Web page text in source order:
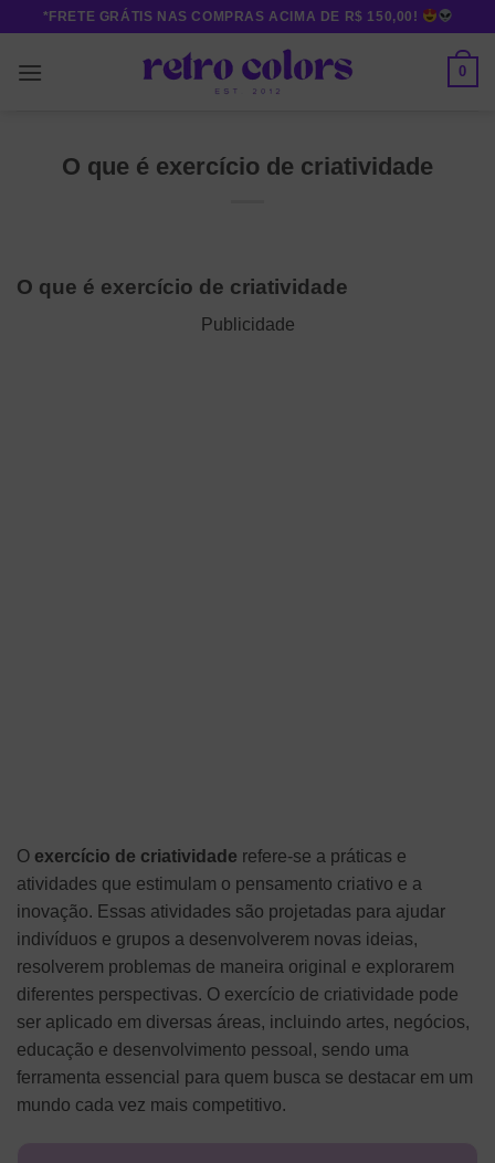
content
*FRETE GRÁTIS NAS COMPRAS ACIMA DE R$ 150,00!
0
O que é exercício de criatividade
O que é exercício de criatividade
Publicidade
O exercício de criatividade refere-se a práticas e
atividades que estimulam o pensamento criativo e a
inovação. Essas atividades são projetadas para ajudar
indivíduos e grupos a desenvolverem novas ideias,
resolverem problemas de maneira original e explorarem
diferentes perspectivas. O exercício de criatividade pode
ser aplicado em diversas áreas, incluindo artes, negócios,
educação e desenvolvimento pessoal, sendo uma
ferramenta essencial para quem busca se destacar em um
mundo cada vez mais competitivo.